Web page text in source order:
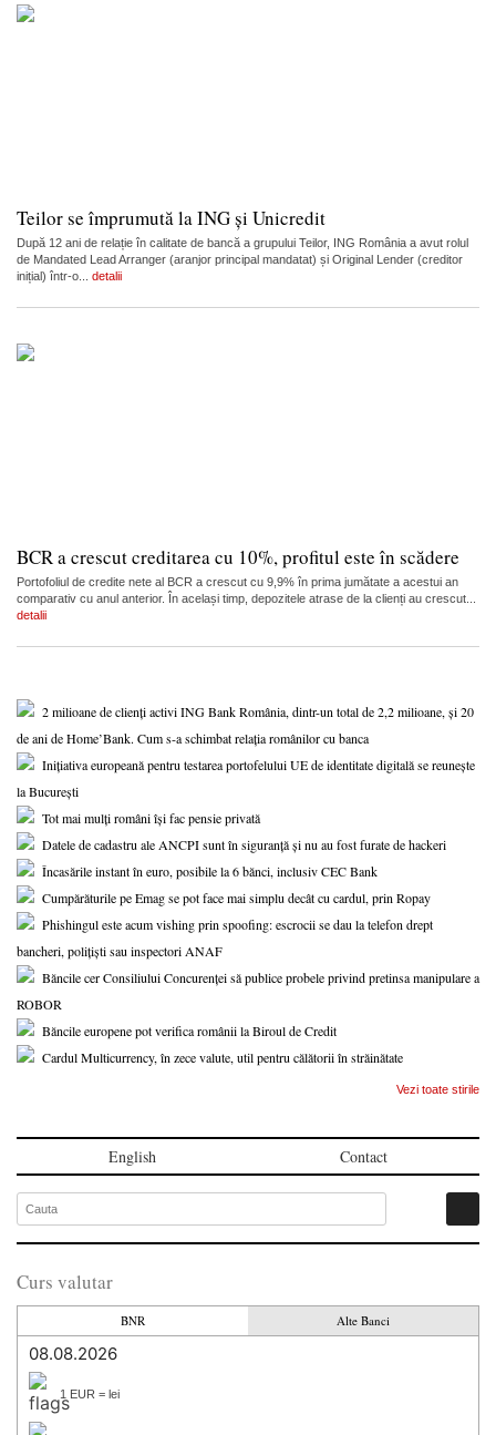
Teilor se împrumută la ING și Unicredit
După 12 ani de relație în calitate de bancă a grupului Teilor, ING România a avut rolul
de Mandated Lead Arranger (aranjor principal mandatat) și Original Lender (creditor
inițial) într-o... detalii
BCR a crescut creditarea cu 10%, profitul este în scădere
Portofoliul de credite nete al BCR a crescut cu 9,9% în prima jumătate a acestui an
comparativ cu anul anterior. În același timp, depozitele atrase de la clienți au crescut...
detalii
2 milioane de clienți activi ING Bank România, dintr-un total de 2,2 milioane, și 20
de ani de Home’Bank. Cum s-a schimbat relația românilor cu banca
Inițiativa europeană pentru testarea portofelului UE de identitate digitală se reunește
la București
Tot mai mulți români își fac pensie privată
Datele de cadastru ale ANCPI sunt în siguranță și nu au fost furate de hackeri
Încasările instant în euro, posibile la 6 bănci, inclusiv CEC Bank
Cumpărăturile pe Emag se pot face mai simplu decât cu cardul, prin Ropay
Phishingul este acum vishing prin spoofing: escrocii se dau la telefon drept
bancheri, polițiști sau inspectori ANAF
Băncile cer Consiliului Concurenței să publice probele privind pretinsa manipulare a
ROBOR
Băncile europene pot verifica românii la Biroul de Credit
Cardul Multicurrency, în zece valute, util pentru călătorii în străinătate
Vezi toate stirile
English Contact
Curs valutar
BNR Alte Banci
08.08.2026
1 EUR = lei